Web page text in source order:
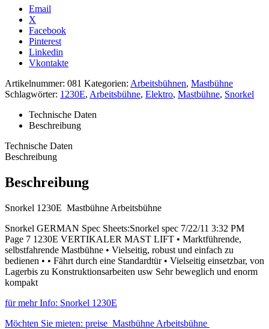
Email
X
Facebook
Pinterest
Linkedin
Vkontakte
Artikelnummer: 081 Kategorien: Arbeitsbühnen, Mastbühne
Schlagwörter: 1230E, Arbeitsbühne, Elektro, Mastbühne, Snorkel
Technische Daten
Beschreibung
Technische Daten
Beschreibung
Beschreibung
Snorkel 1230E Mastbühne Arbeitsbühne
Snorkel GERMAN Spec Sheets:Snorkel spec 7/22/11 3:32 PM
Page 7 1230E VERTIKALER MAST LIFT • Marktführende,
selbstfahrende Mastbühne • Vielseitig, robust und einfach zu
bedienen • • Fährt durch eine Standardtür • Vielseitig einsetzbar, von
Lagerbis zu Konstruktionsarbeiten usw Sehr beweglich und enorm
kompakt
für mehr Info: Snorkel 1230E
Möchten Sie mieten: preise Mastbühne Arbeitsbühne